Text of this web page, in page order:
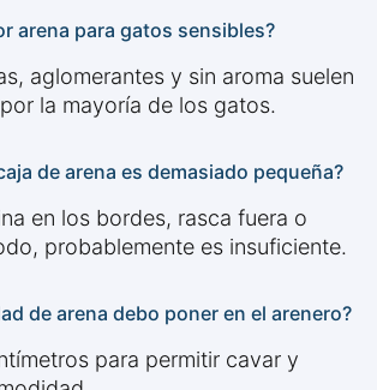
arena para gatos sensibles?
aglomerantes y sin aroma suelen
la mayoría de los gatos.
de arena es demasiado pequeña?
en los bordes, rasca fuera o
probablemente es insuficiente.
de arena debo poner en el arenero?
para permitir cavar y